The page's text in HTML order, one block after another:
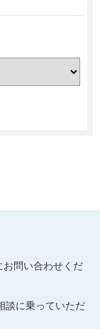
問い合わせくだ
談に乗っていただ